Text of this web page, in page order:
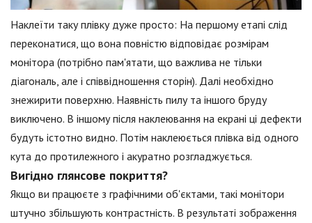
Наклеїти таку плівку дуже просто: На першому етапі слід
переконатися, що вона повністю відповідає розмірам
монітора (потрібно пам'ятати, що важлива не тільки
діагональ, але і співвідношення сторін). Далі необхідно
знежирити поверхню. Наявність пилу та іншого бруду
виключено. В іншому після наклеювання на екрані ці дефекти
будуть істотно видно. Потім наклеюється плівка від одного
кута до протилежного і акуратно розгладжується.
Вигідно глянсове покриття?
Якщо ви працюєте з графічними об'єктами, такі монітори
штучно збільшують контрастність. В результаті зображення